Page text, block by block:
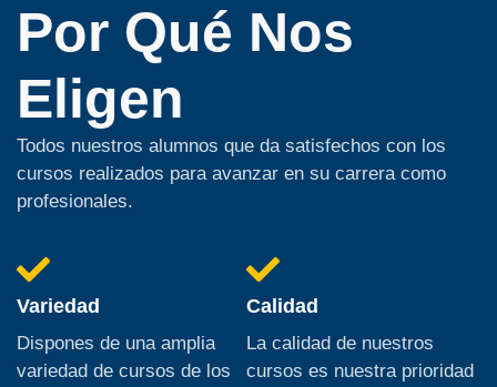
Por Qué Nos
Eligen
Todos nuestros alumnos que da satisfechos con los
cursos realizados para avanzar en su carrera como
profesionales.
Variedad
Dispones de una amplia
variedad de cursos de los
Calidad
La calidad de nuestros
cursos es nuestra prioridad